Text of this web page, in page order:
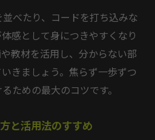
べたり、コードを打ち込みな
感として身につきやすくなり
教材を活用し、分からない部
きましょう。焦らず一歩ずつ
ための最大のコツです。
と活用法のすすめ